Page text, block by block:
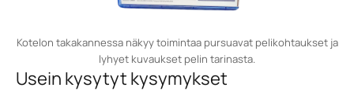
Kotelon takakannessa näkyy toimintaa pursuavat pelikohtaukset ja
lyhyet kuvaukset pelin tarinasta.
Usein kysytyt kysymykset